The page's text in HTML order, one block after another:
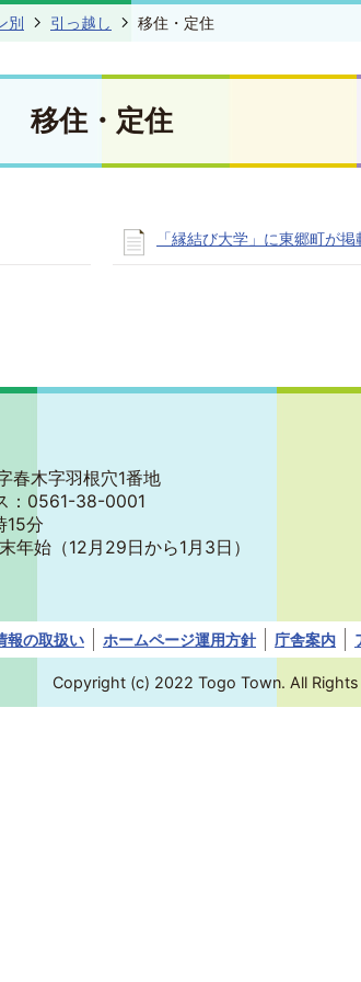
別 引っ越し 移住・定住
移住・定住
「縁結び大学」に東郷町が
春木字羽根穴1番地
：0561-38-0001
15分
年始 （12月29日から1月3日）
報の取扱い ホームページ運用方針 庁舎案内
Copyright (c) 2022 Togo Town. All Rights